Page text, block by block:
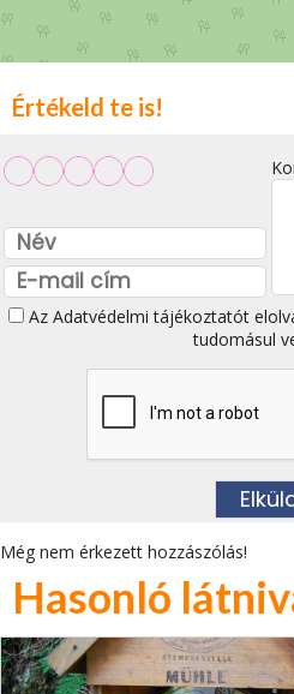
Értékeld te is!
Az Adatvédelmi tájékoztatót
tudomásul
Még nem érkezett hozzászólás!
Hasonló